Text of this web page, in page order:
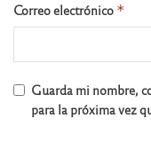
Correo electrónico *
Guarda mi nombre,
para la próxima vez